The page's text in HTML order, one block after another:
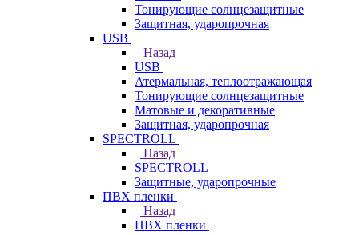
Тонирующие солнцезащитные
Защитная, ударопрочная
USB
Назад
USB
Атермальная, теплоотражающая
Тонирующие солнцезащитные
Матовые и декоративные
Защитная, ударопрочная
SPECTROLL
Назад
SPECTROLL
Защитные, ударопрочные
ПВХ пленки
Назад
ПВХ пленки